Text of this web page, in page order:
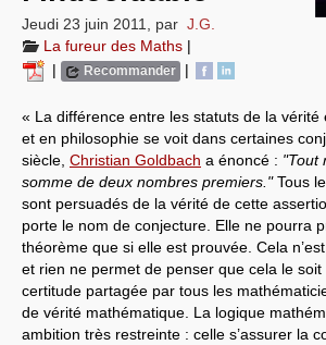
Mathèque
Jeudi 23 juin 2011 par J.G.
La fureur des Maths |
|
Recommander |
« La différence entre les statuts de la vérité
et en philosophie se voit dans certaines
siècle, Christian Goldbach a énoncé : "Tout
somme de deux nombres premiers."Tous
sont persuadés de la vérité de cette
porte le nom de conjecture. Elle ne pourra
théorème que si elle est prouvée. Cela
et rien ne permet de penser que cela le soit
certitude partagée par tous les
de vérité mathématique. La logique
ambition très restreinte : celle s’assurer la